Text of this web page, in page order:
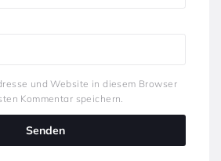
und Website in diesem Browser
Kommentar speichern.